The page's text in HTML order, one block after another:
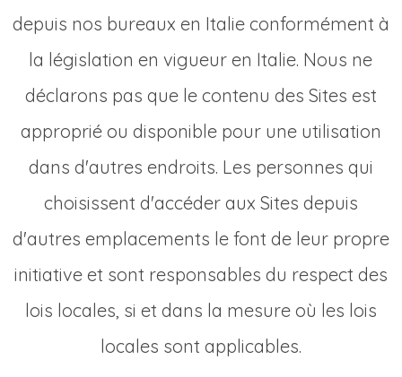
depuis nos bureaux en Italie conformément à
la législation en vigueur en Italie. Nous ne
déclarons pas que le contenu des Sites est
approprié ou disponible pour une utilisation
dans d'autres endroits. Les personnes qui
choisissent d'accéder aux Sites depuis
d'autres emplacements le font de leur propre
initiative et sont responsables du respect des
lois locales, si et dans la mesure où les lois
locales sont applicables.